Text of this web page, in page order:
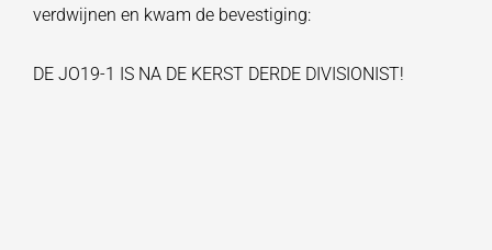
verdwijnen en kwam de bevestiging:
DE JO19-1 IS NA DE KERST DERDE DIVISIONIST!